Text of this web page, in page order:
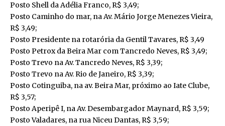
Posto Shell da Adélia Franco, R$ 3,49;
Posto Caminho do mar, na Av. Mário Jorge Menezes Vieira,
R$ 3,49;
Posto Presidente na rotarória da Gentil Tavares, R$ 3,49
Posto Petrox da Beira Mar com Tancredo Neves, R$ 3,49;
Posto Trevo na Av. Tancredo Neves, R$ 3,39;
Posto Trevo na Av. Rio de Janeiro, R$ 3,39;
Posto Cotinguiba, na av. Beira Mar, próximo ao Iate Clube,
R$ 3,57;
Posto Aperipê I, na Av. Desembargador Maynard, R$ 3,59;
Posto Valadares, na rua Niceu Dantas, R$ 3,59;